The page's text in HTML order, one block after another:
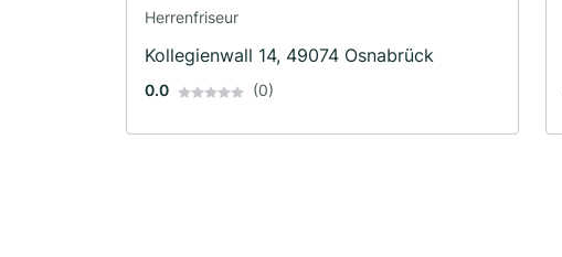
Herrenfriseur
Kollegienwall 14, 49074 Osnabrück
0.0 (0)